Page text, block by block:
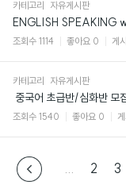
카테고리 자유게시판
ENGLISH SPEAKING
조회수 1114 좋아요 0 게
카테고리 자유게시판
중국어 초급반/심화반 모
조회수 1540 좋아요 0
... 2 3